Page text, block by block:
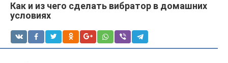
Как и из чего сделать вибратор в домашних
условиях